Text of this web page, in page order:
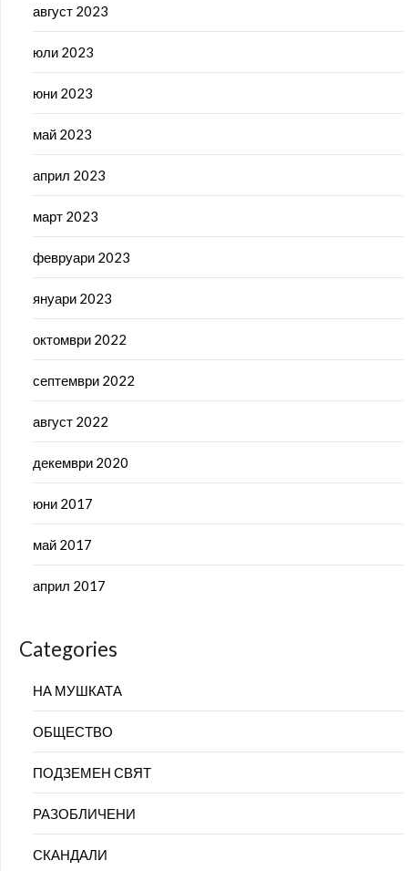
август 2023
юли 2023
юни 2023
май 2023
април 2023
март 2023
февруари 2023
януари 2023
октомври 2022
септември 2022
август 2022
декември 2020
юни 2017
май 2017
април 2017
Categories
НА МУШКАТА
ОБЩЕСТВО
ПОДЗЕМЕН СВЯТ
РАЗОБЛИЧЕНИ
СКАНДАЛИ